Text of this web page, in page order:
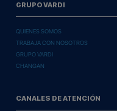
GRUPO VARDI
QUIENES SOMOS
TRABAJA CON NOSOTROS
GRUPO VARDI
CHANGAN
CANALES DE ATENCIÓN